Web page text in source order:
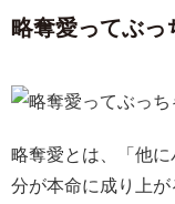
略奪愛ってぶっ
略奪愛とは、「他
分が本命に成り上